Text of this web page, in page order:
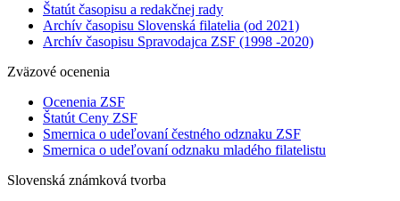
Štatút časopisu a redakčnej rady
Archív časopisu Slovenská filatelia (od 2021)
Archív časopisu Spravodajca ZSF (1998 -2020)
Zväzové ocenenia
Ocenenia ZSF
Štatút Ceny ZSF
Smernica o udeľovaní čestného odznaku ZSF
Smernica o udeľovaní odznaku mladého filatelistu
Slovenská známková tvorba